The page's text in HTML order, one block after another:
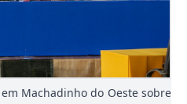
Machadinho do Oeste sobre